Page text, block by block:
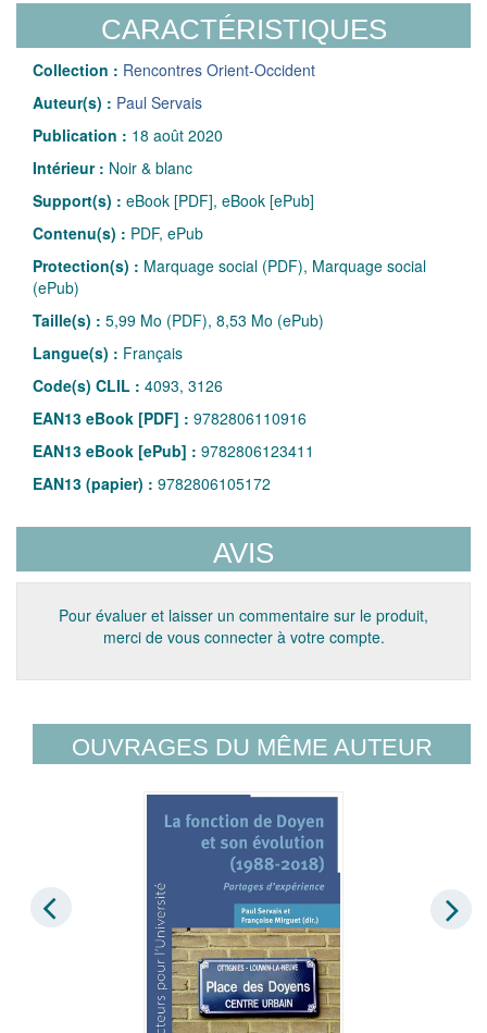
CARACTÉRISTIQUES
Collection : Rencontres Orient-Occident
Auteur(s) : Paul Servais
Publication : 18 août 2020
Intérieur : Noir & blanc
Support(s) : eBook [PDF], eBook [ePub]
Contenu(s) : PDF, ePub
Protection(s) : Marquage social (PDF), Marquage social
(ePub)
Taille(s) : 5,99 Mo (PDF), 8,53 Mo (ePub)
Langue(s) : Français
Code(s) CLIL : 4093, 3126
EAN13 eBook [PDF] : 9782806110916
EAN13 eBook [ePub] : 9782806123411
EAN13 (papier) : 9782806105172
AVIS
Pour évaluer et laisser un commentaire sur le produit,
merci de vous connecter à votre compte.
OUVRAGES DU MÊME AUTEUR